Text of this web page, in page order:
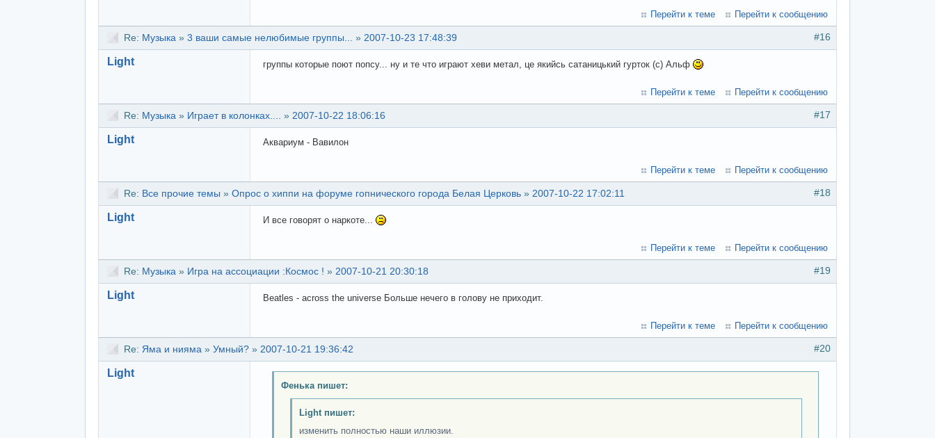
Перейти к теме Перейти к сообщению
#16
Re: Музыка » 3 ваши самые нелюбимые группы... » 2007-10-23 17:48:39
Light группы которые поют попсу... ну и те что играют хеви метал, це якийсь сатаницький гурток (с) Альф
Перейти к теме Перейти к сообщению
#17
Re: Музыка » Играет в колонках.... » 2007-10-22 18:06:16
Light Аквариум - Вавилон
Перейти к теме Перейти к сообщению
#18
Re: Все прочие темы » Опрос о хиппи на форуме гопнического города Белая Церковь » 2007-10-22 17:02:11
Light И все говорят о наркоте...
Перейти к теме Перейти к сообщению
#19
Re: Музыка » Игра на ассоциации :Космос ! » 2007-10-21 20:30:18
Light Beatles - across the universe Больше нечего в голову не приходит.
Перейти к теме Перейти к сообщению
#20
Re: Яма и нияма » Умный? » 2007-10-21 19:36:42
Light
Фенька пишет:
Light пишет:
изменить полностью наши иллюзии.